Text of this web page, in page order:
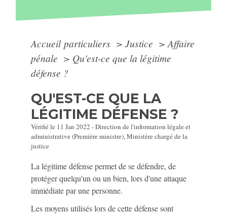
Accueil particuliers > Justice > Affaire
pénale > Qu'est-ce que la légitime
défense ?
QU'EST-CE QUE LA
LÉGITIME DÉFENSE ?
Vérifié le 11 Jan 2022 - Direction de l'information légale et
administrative (Première ministre), Ministère chargé de la
justice
La légitime défense permet de se défendre, de
protéger quelqu'un ou un bien, lors d'une attaque
immédiate par une personne.
Les moyens utilisés lors de cette défense sont